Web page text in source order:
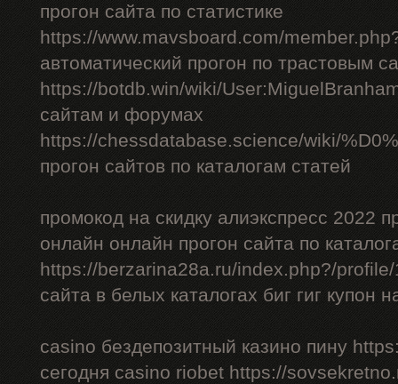
прогон сайта по статистике
https://www.mavsboard.com/
автоматический прогон по трастовым
https://botdb.win/wiki/
сайтам и форумах
https://chessdatabase.science/wiki/
прогон сайтов по каталогам статей
промокод на скидку алиэкспресс 2022
онлайн онлайн прогон сайта по
https://berzarina28a.ru/index.php?/
сайта в белых каталогах биг гиг купон
casino бездепозитный казино пину
сегодня casino riobet https://